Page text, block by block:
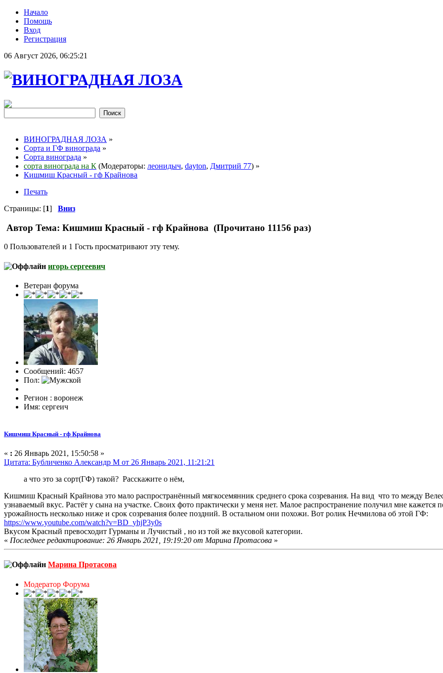
Начало
Помощь
Вход
Регистрация
06 Август 2026, 06:25:21
ВИНОГРАДНАЯ ЛОЗА »
Сорта и ГФ винограда »
Сорта винограда »
сорта винограда на К (Модераторы: леонидыч, dayton, Дмитрий 77) »
Кишмиш Красный - гф Крайнова
Печать
Страницы: [1] Вниз
Автор Тема: Кишмиш Красный - гф Крайнова (Прочитано 11156 раз)
0 Пользователей и 1 Гость просматривают эту тему.
игорь сергеевич
Ветеран форума
Сообщений: 4657
Пол:
Регион : воронеж
Имя: сергеич
Кишмиш Красный - гф Крайнова
« : 26 Январь 2021, 15:50:58 »
Цитата: Бубличенко Александр М от 26 Январь 2021, 11:21:21
а что это за сорт(ГФ) такой? Расскажите о нём,
Кишмиш Красный Крайнова это мало распространённый мягкосемянник среднего срока созревания. На вид что то между
узнаваемый вкус. Растёт у сына на участке. Своих фото практически у меня нет. Малое распространение получил мне кажется
урожайность несколько ниже и срок созревания более поздний. В остальном они похожи. Вот ролик Нечмилова об этой ГФ:
https://www.youtube.com/watch?v=BD_yhjP3y0s
Вкусом Красный превосходит Гурманы и Лучистый , но из той же вкусовой категории.
« Последнее редактирование: 26 Январь 2021, 19:19:20 от Марина Протасова »
Марина Протасова
Модератор Форума